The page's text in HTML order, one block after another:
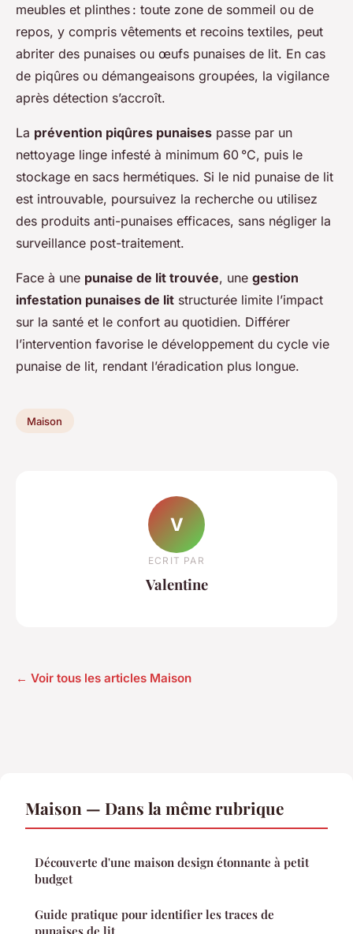
meubles et plinthes : toute zone de sommeil ou de
repos, y compris vêtements et recoins textiles, peut
abriter des punaises ou œufs punaises de lit. En cas
de piqûres ou démangeaisons groupées, la vigilance
après détection s’accroît.
La prévention piqûres punaises passe par un
nettoyage linge infesté à minimum 60 °C, puis le
stockage en sacs hermétiques. Si le nid punaise de lit
est introuvable, poursuivez la recherche ou utilisez
des produits anti-punaises efficaces, sans négliger la
surveillance post-traitement.
Face à une punaise de lit trouvée, une gestion
infestation punaises de lit structurée limite l’impact
sur la santé et le confort au quotidien. Différer
l’intervention favorise le développement du cycle vie
punaise de lit, rendant l’éradication plus longue.
Maison
V
ECRIT PAR
Valentine
← Voir tous les articles Maison
Maison — Dans la même rubrique
Découverte d'une maison design étonnante à petit
budget
Guide pratique pour identifier les traces de
punaises de lit